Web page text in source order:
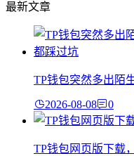
最新文章
TP钱包突然多出陌
2026-08-08 0
TP钱包网页版下载